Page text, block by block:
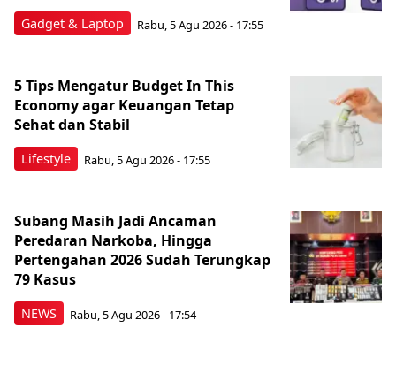
Gadget & Laptop Rabu, 5 Agu 2026 - 17:55
Lifestyle
5 Tips Mengatur Budget In This
Economy agar Keuangan Tetap
Sehat dan Stabil
Rabu, 5 Agu 2026 - 17:55
NEWS
Subang Masih Jadi Ancaman
Peredaran Narkoba, Hingga
Pertengahan 2026 Sudah Terungkap
79 Kasus
Rabu, 5 Agu 2026 - 17:54